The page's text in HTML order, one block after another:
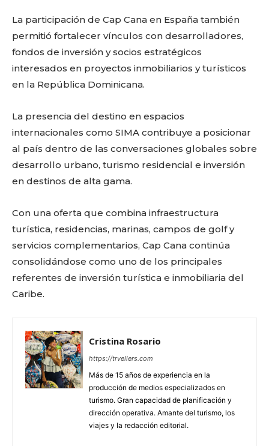
Don't miss
out!
Sing up for our newsletter
to stay in the loop.
La participación de Cap Cana en España también
permitió fortalecer vínculos con desarrolladores,
fondos de inversión y socios estratégicos
interesados en proyectos inmobiliarios y turísticos
en la República Dominicana.
La presencia del destino en espacios
internacionales como SIMA contribuye a posicionar
al país dentro de las conversaciones globales sobre
desarrollo urbano, turismo residencial e inversión
en destinos de alta gama.
Con una oferta que combina infraestructura
turística, residencias, marinas, campos de golf y
servicios complementarios, Cap Cana continúa
consolidándose como uno de los principales
referentes de inversión turística e inmobiliaria del
Caribe.
Cristina Rosario
https://trvellers.com
Más de 15 años de experiencia en la
producción de medios especializados en
turismo. Gran capacidad de planificación y
dirección operativa. Amante del turismo, los
viajes y la redacción editorial.